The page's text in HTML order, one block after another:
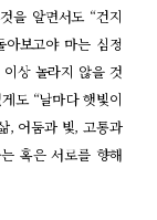
을 알면서도 “건지
보고야 마는 심정
상 놀라지 않을 것
도 “날마다 햇빛이
, 어둠과 빛, 고통과
혹은 서로를 향해